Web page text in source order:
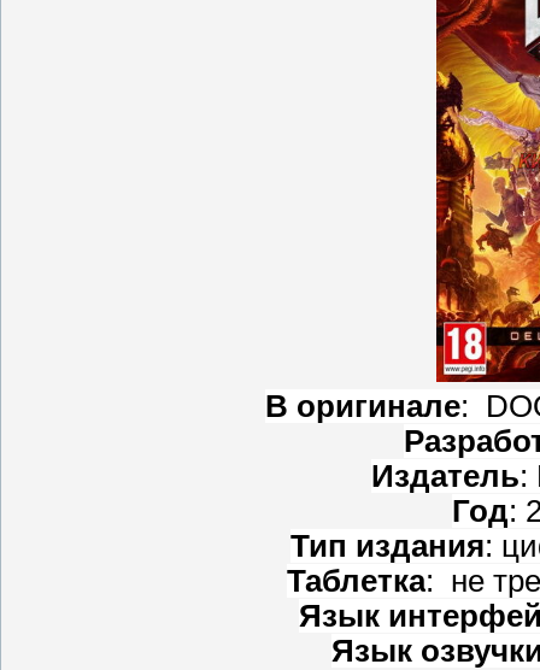
В оригинале:
Издатель:
Год:
Тип издания:
Таблетка: не
Язык
Язык